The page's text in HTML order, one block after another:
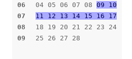
06
07
08
09
04 05 06 07 08 09 10
11 12 13 14 15 16 17
18 19 20 21 22 23 24
25 26 27 28